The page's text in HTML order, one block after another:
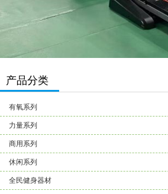
产品分类
有氧系列
力量系列
商用系列
休闲系列
全民健身器材